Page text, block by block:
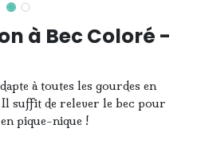
à Bec Coloré -
à toutes les gourdes en
suffit de relever le bec pour
pique-nique !